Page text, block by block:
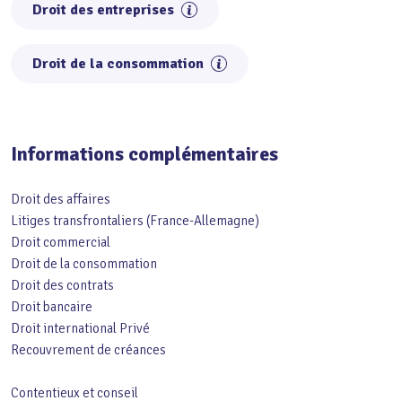
Droit des entreprises
Droit de la consommation
Informations complémentaires
Droit des affaires
Litiges transfrontaliers (France-Allemagne)
Droit commercial
Droit de la consommation
Droit des contrats
Droit bancaire
Droit international Privé
Recouvrement de créances
Contentieux et conseil